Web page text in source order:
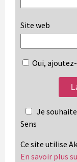
Site web
Oui,
Je
Sens
Ce site utilise
En savoir plus